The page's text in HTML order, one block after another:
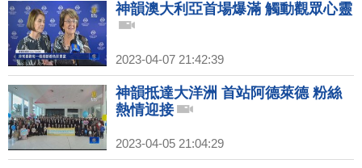
神韻澳大利亞首場爆滿 觸動觀眾心靈
2023-04-07 21:42:39
神韻抵達大洋洲 首站阿德萊德 粉絲
熱情迎接
2023-04-05 21:04:29